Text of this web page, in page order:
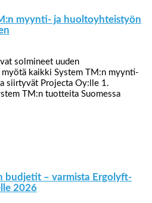
myynti- ja huoltoyhteistyön
solmineet uuden
kaikki System TM:n myynti-
siirtyvät Projecta Oy:lle 1.
TM:n tuotteita Suomessa
budjetit – varmista Ergolyft-
2026